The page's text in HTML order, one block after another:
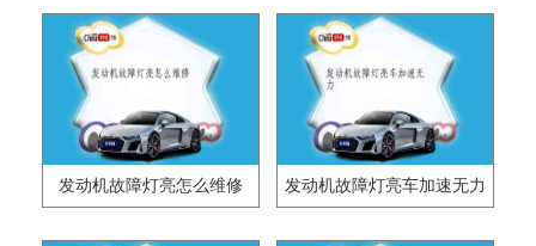
发动机故障灯亮怎么维修 发动机故障灯亮车加速无力